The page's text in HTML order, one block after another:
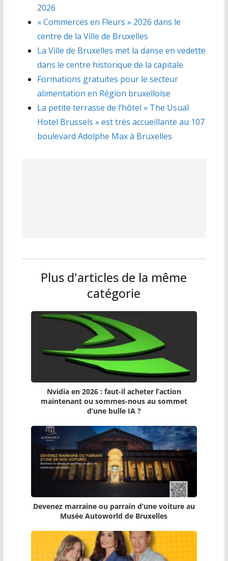
2026
« Commerces en Fleurs » 2026 dans le
centre de la Ville de Bruxelles
La Ville de Bruxelles met la danse en vedette
dans le centre historique de la capitale
Formations gratuites pour le secteur
alimentation en Région bruxelloise
La petite terrasse de l’hôtel « The Usual
Hotel Brussels » est très accueillante au 107
boulevard Adolphe Max à Bruxelles
Plus d'articles de la même
catégorie
Nvidia en 2026 : faut-il acheter l’action
maintenant ou sommes-nous au sommet
d’une bulle IA ?
Devenez marraine ou parrain d’une voiture au
Musée Autoworld de Bruxelles